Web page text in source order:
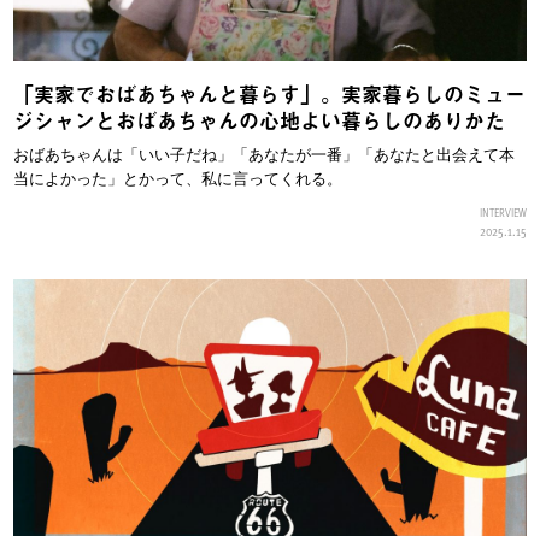
「実家でおばあちゃんと暮らす」。実家暮らしのミュー
ジシャンとおばあちゃんの心地よい暮らしのありかた
おばあちゃんは「いい子だね」「あなたが一番」「あなたと出会えて本
当によかった」とかって、私に言ってくれる。
INTERVIEW
2025.1.15